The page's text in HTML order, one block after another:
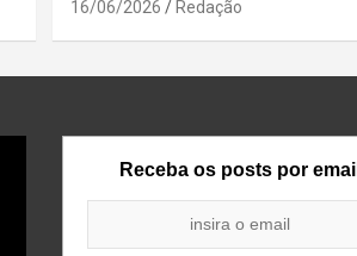
16/06/2026 Redação
Receba os posts por email